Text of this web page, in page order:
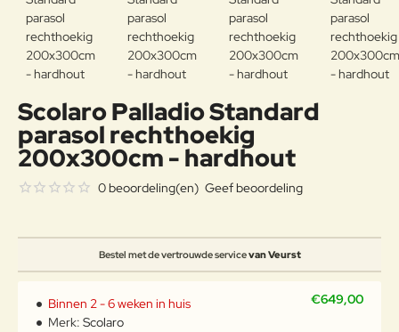
Scolaro Palladio Standard
parasol rechthoekig
200x300cm - hardhout
Bestel met de vertrouwde servicevan Veurst
0 beoordeling(en) Geef beoordeling
€649,00
Binnen 2 - 6 weken in huis
Merk: Scolaro